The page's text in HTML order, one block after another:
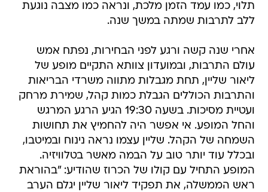
תלוי, כמו עמד הזמן מלכת, ונראה כמו מצבה נוגעת
ללב לתרבות שמתה במשך שנה.
אחרי שנה קשה ורגע לפני הבחירות, נפתח אמש
עולם התרבות, ובמועדון צוותא התקיים מופע של
ליאור שליין, תחת מגבלות מתווה משרדי הבריאות
והתרבות הכוללים הגבלת כמות קהל, שמירת מרחק
ועטיית מסיכות. בשעה 19:30 הגיע הרגע המרגש
והחל המופע. אי אפשר היה להחמיץ את תחושות
השמחה של הקהל. שליין עצמו נראה נינוח ובמיטבו,
ובכלל עוד יותר טוב על הבמה מאשר בטלוויזיה.
המופע התחיל עם קולו של הכרוז שהודיע: "בהוראת
ראש הממשלה, את תפקיד ליאור שליין יגלם הערב